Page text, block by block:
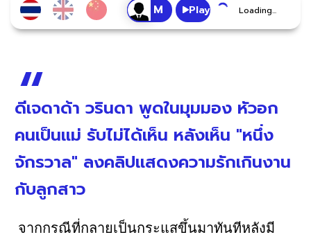
Play Loading...
ดีเจดาด้า วรินดา พูดในมุมมอง หัวอก
คนเป็นแม่ รับไม่ได้เห็น หลังเห็น "หนึ่ง
จักรวาล" ลงคลิปแสดงความรักเกินงาน
กับลูกสาว
จากกรณีที่กลายเป็นกระแสขึ้นมาทันทีหลังมี